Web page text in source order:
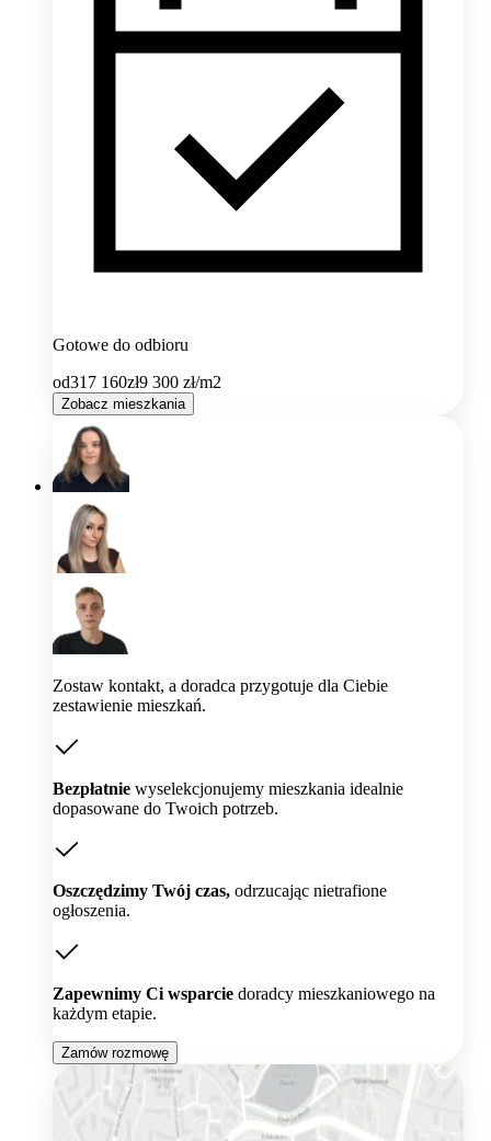
Gotowe do odbioru
od317 160zł9 300 zł/m2
Zobacz mieszkania
Zostaw kontakt, a doradca przygotuje dla Ciebie
zestawienie mieszkań.
Bezpłatnie wyselekcjonujemy mieszkania idealnie
dopasowane do Twoich potrzeb.
Oszczędzimy Twój czas, odrzucając nietrafione
ogłoszenia.
Zapewnimy Ci wsparcie doradcy mieszkaniowego na
każdym etapie.
Zamów rozmowę